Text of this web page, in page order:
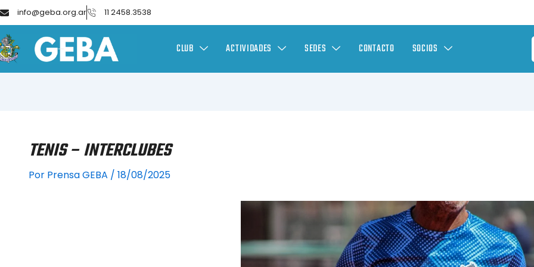
info@geba.org.ar 11 2458.3538
CLUB ACTIVIDADES SEDES CONTACTO SOCIOS
TENIS – INTERCLUBES
Por Prensa GEBA / 18/08/2025